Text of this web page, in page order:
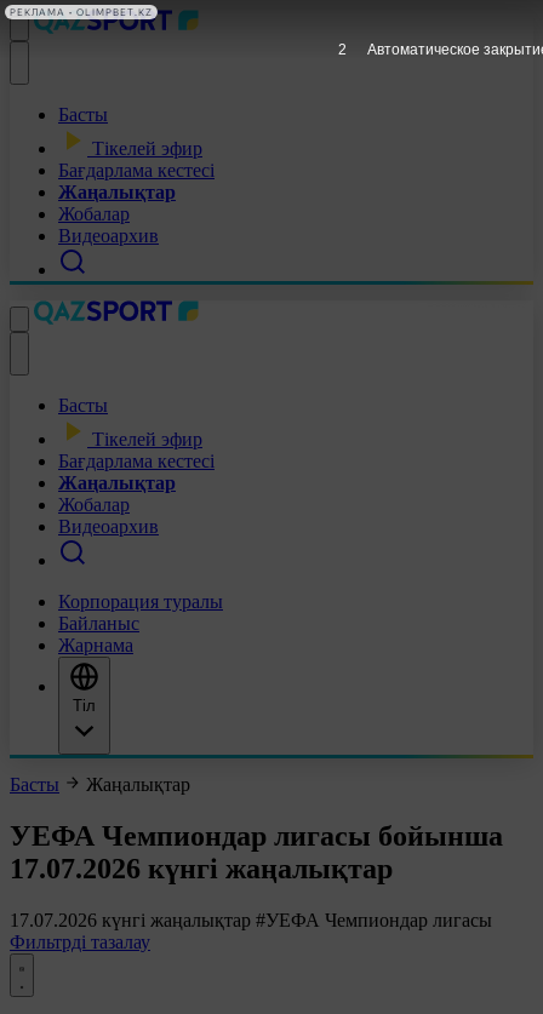
Басты
Тікелей эфир
Бағдарлама кестесі
Жаңалықтар
Жобалар
Видеоархив
Басты
Тікелей эфир
Бағдарлама кестесі
Жаңалықтар
Жобалар
Видеоархив
Корпорация туралы
Байланыс
Жарнама
Тіл
Басты Жаңалықтар
УЕФА Чемпиондар лигасы бойынша
17.07.2026 күнгі жаңалықтар
17.07.2026 күнгі жаңалықтар #УЕФА Чемпиондар лигасы
Фильтрді тазалау
1 Автоматическое
РЕКЛАМА • OLIMPBET.KZ